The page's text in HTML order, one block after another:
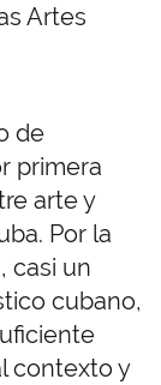
Artes
de
primera
arte y
Por la
casi un
cubano,
contexto y